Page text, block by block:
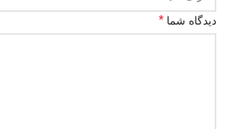
دیدگاه شما *